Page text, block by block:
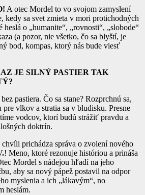
A otec Mordel to vo svojom zamyslení
kedy sa svet zmieta v mori protichodných
o „humanite“, „rovnosti“, „slobode“
(a pozor, nie všetko, čo sa blyští, je
bod, kompas, ktorý nás bude viesť
JE SILNÝ PASTIER TAK
pastiera. Čo sa stane? Rozprchnú sa,
vlkov a stratia sa v bludisku. Presne
vodcov, ktorí budú strážiť pravdu a
doktrín.
prichádza správa o zvolení nového
! Meno, ktoré rezonuje históriou a prináša
Mordel s nádejou hľadí na jeho
aby sa nový pápež postavil na odpor
myslenia a ich „lákavým“, no
heslám.